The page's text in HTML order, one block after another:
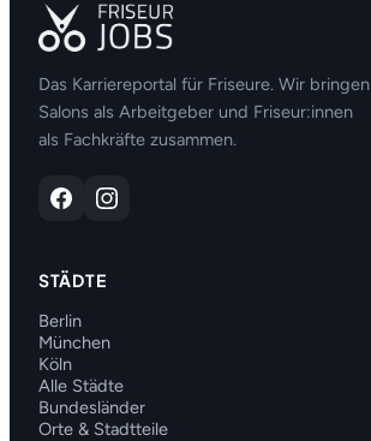
Das Karriereportal für Friseure. Wir bringen
Salons als Arbeitgeber und Friseur:innen
als Fachkräfte zusammen.
STÄDTE
Berlin
München
Köln
Alle Städte
Bundesländer
Orte & Stadtteile